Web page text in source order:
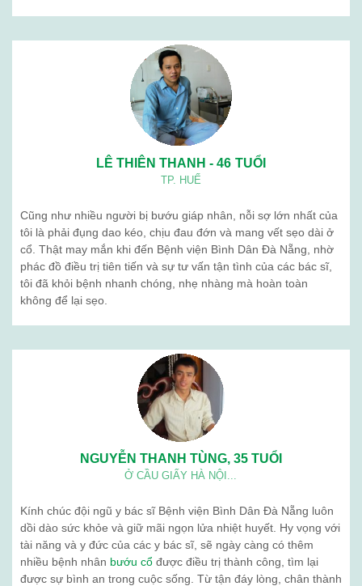
LÊ THIÊN THANH - 46 TUỔI
TP. HUẾ
Cũng như nhiều người bị bướu giáp nhân, nỗi sợ lớn nhất của
tôi là phải đụng dao kéo, chịu đau đớn và mang vết sẹo dài ở
cổ. Thật may mắn khi đến Bệnh viện Bình Dân Đà Nẵng, nhờ
phác đồ điều trị tiên tiến và sự tư vấn tận tình của các bác sĩ,
tôi đã khỏi bệnh nhanh chóng, nhẹ nhàng mà hoàn toàn
không để lại sẹo.
NGUYỄN THANH TÙNG, 35 TUỔI
Ở CẦU GIẤY HÀ NỘI...
Kính chúc đội ngũ y bác sĩ Bệnh viện Bình Dân Đà Nẵng luôn
dồi dào sức khỏe và giữ mãi ngọn lửa nhiệt huyết. Hy vọng với
tài năng và y đức của các y bác sĩ, sẽ ngày càng có thêm
nhiều bệnh nhân bướu cổ được điều trị thành công, tìm lại
được sự bình an trong cuộc sống. Từ tận đáy lòng, chân thành